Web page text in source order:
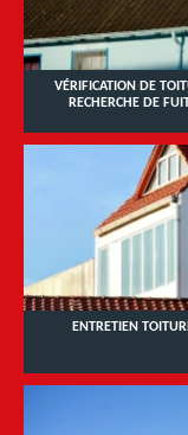
VÉRIFICATION DE
RECHERCHE DE
ENTRETIEN